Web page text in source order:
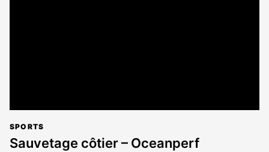
SPORTS
Sauvetage côtier – Oceanperf